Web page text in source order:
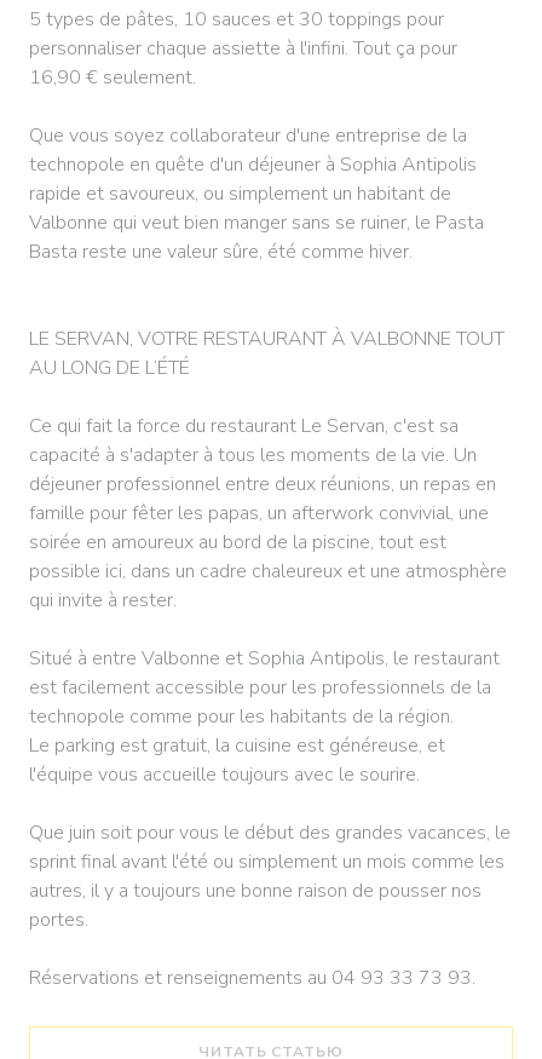
5 types de pâtes, 10 sauces et 30 toppings pour
personnaliser chaque assiette à l'infini. Tout ça pour
16,90 € seulement.
Que vous soyez collaborateur d'une entreprise de la
technopole en quête d'un déjeuner à Sophia Antipolis
rapide et savoureux, ou simplement un habitant de
Valbonne qui veut bien manger sans se ruiner, le Pasta
Basta reste une valeur sûre, été comme hiver.
LE SERVAN, VOTRE RESTAURANT À VALBONNE TOUT
AU LONG DE L’ÉTÉ
Ce qui fait la force du restaurant Le Servan, c'est sa
capacité à s'adapter à tous les moments de la vie. Un
déjeuner professionnel entre deux réunions, un repas en
famille pour fêter les papas, un afterwork convivial, une
soirée en amoureux au bord de la piscine, tout est
possible ici, dans un cadre chaleureux et une atmosphère
qui invite à rester.
Situé à entre Valbonne et Sophia Antipolis, le restaurant
est facilement accessible pour les professionnels de la
technopole comme pour les habitants de la région.
Le parking est gratuit, la cuisine est généreuse, et
l'équipe vous accueille toujours avec le sourire.
Que juin soit pour vous le début des grandes vacances, le
sprint final avant l'été ou simplement un mois comme les
autres, il y a toujours une bonne raison de pousser nos
portes.
Réservations et renseignements au 04 93 33 73 93.
ЧИТАТЬ СТАТЬЮ